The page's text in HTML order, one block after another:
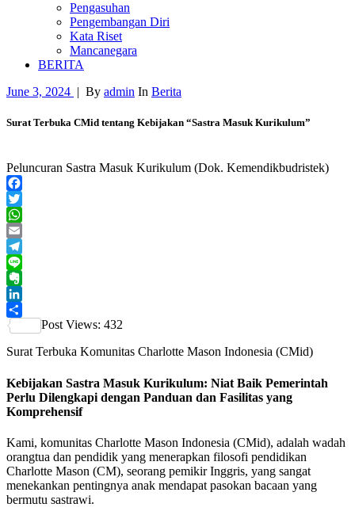
Pengasuhan
Pengembangan Diri
Kata Riset
Mancanegara
BERITA
June 3, 2024 | By admin In Berita
Surat Terbuka CMid tentang Kebijakan “Sastra Masuk Kurikulum”
Peluncuran Sastra Masuk Kurikulum (Dok. Kemendikbudristek)
Facebook
Twitter
WhatsApp
Email
Telegram
Line
Evernote
LinkedIn
Share
Post Views: 432
Surat Terbuka Komunitas Charlotte Mason Indonesia (CMid)
Kebijakan Sastra Masuk Kurikulum: Niat Baik Pemerintah
Perlu Dilengkapi dengan Panduan dan Fasilitas yang
Komprehensif
Kami, komunitas Charlotte Mason Indonesia (CMid), adalah wadah
orangtua dan pendidik yang menerapkan filosofi pendidikan
Charlotte Mason (CM), seorang pemikir Inggris, yang sangat
menekankan pentingnya anak mendapat pasokan bacaan yang
bermutu sastrawi.